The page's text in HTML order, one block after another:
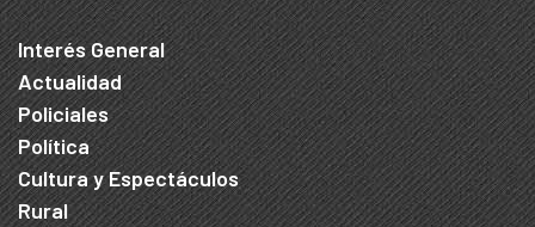
Interés General
Actualidad
Policiales
Política
Cultura y Espectáculos
Rural